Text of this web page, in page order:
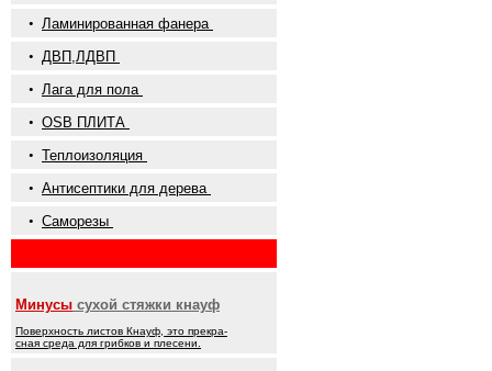
• Ламинированная фанера
• ДВП,ЛДВП
• Лага для пола
• OSB ПЛИТА
• Теплоизоляция
• Антисептики для дерева
• Саморезы
Минусы сухой стяжки кнауф
Поверхность листов Кнауф, это прекра-
сная среда для грибков и плесени.